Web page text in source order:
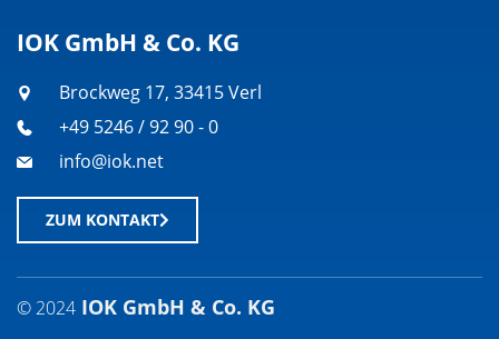
IOK GmbH & Co. KG
Brockweg 17, 33415 Verl
+49 5246 / 92 90 - 0
info@iok.net
ZUM KONTAKT
© 2024 IOK GmbH & Co. KG